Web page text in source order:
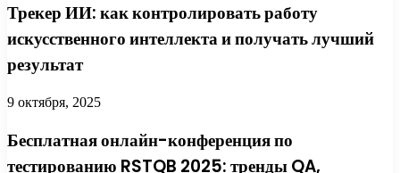
Трекер ИИ: как контролировать работу
искусственного интеллекта и получать лучший
результат
9 октября, 2025
Бесплатная онлайн-конференция по
тестированию RSTQB 2025: тренды QA,